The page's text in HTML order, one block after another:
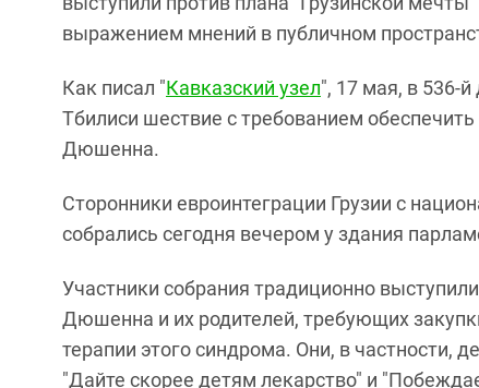
выражением мнений в публичном
Как писал "Кавказский узел", 17 мая, в 536-
Тбилиси шествие с требованием
Дюшенна.
Сторонники евроинтеграции Грузии с
собрались сегодня вечером у здания
Участники собрания традиционно
Дюшенна и их родителей, требующих
терапии этого синдрома. Они, в частности,
"Дайте скорее детям лекарство" и